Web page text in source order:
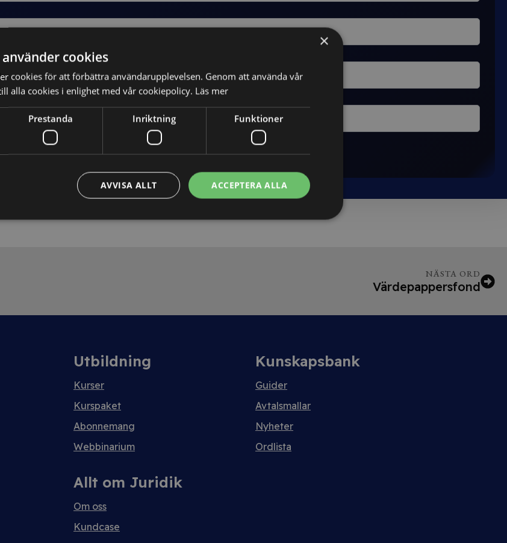
NÄSTA ORD
Värdepappersfond
Utbildning
Kurser
Kurspaket
Abonnemang
Webbinarium
Kunskapsbank
Guider
Avtalsmallar
Nyheter
Ordlista
Allt om Juridik
Om oss
Kundcase
×
cookies
cookies för att förbättra användarupplevelsen. Genom att använda vår
alla cookies i enlighet med vår cookiepolicy. Läs mer
Prestanda Inriktning Funktioner
ACCEPTERA ALLA
AVVISA ALLT